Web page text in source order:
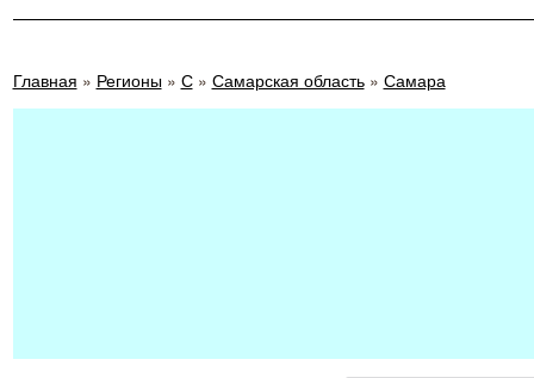
Главная » Регионы» С» Самарская область» Самара